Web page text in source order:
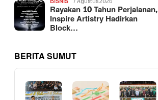
Rayakan 10 Tahun Perjalanan,
Inspire Artistry Hadirkan
Block…
BERITA SUMUT